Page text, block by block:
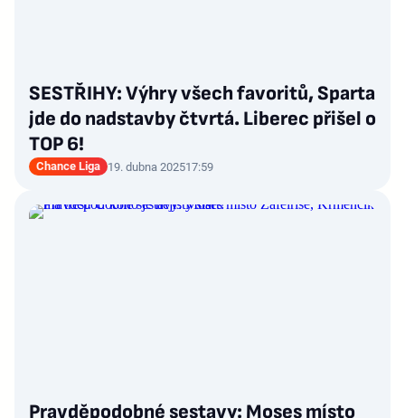
SESTŘIHY: Výhry všech favoritů, Sparta
jde do nadstavby čtvrtá. Liberec přišel o
TOP 6!
Chance Liga 19. dubna 202517:59
Pravděpodobné sestavy: Moses místo